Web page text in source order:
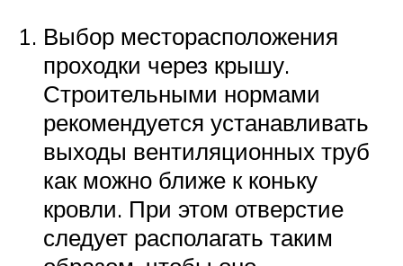
Выбор месторасположения
проходки через крышу.
Строительными нормами
рекомендуется устанавливать
выходы вентиляционных труб
как можно ближе к коньку
кровли. При этом отверстие
следует располагать таким